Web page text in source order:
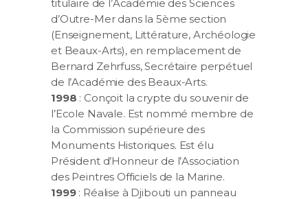
titulaire de l’Académie des Sciences
d’Outre-Mer dans la 5ème section
(Enseignement, Littérature, Archéologie
et Beaux-Arts), en remplacement de
Bernard Zehrfuss, Secrétaire perpétuel
de l’Académie des Beaux-Arts.
1998 : Conçoit la crypte du souvenir de
l’Ecole Navale. Est nommé membre de
la Commission supérieure des
Monuments Historiques. Est élu
Président d’Honneur de l’Association
des Peintres Officiels de la Marine.
1999: Réalise à Djibouti un panneau